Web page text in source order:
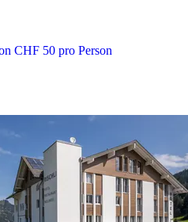
CHF 50 pro Person